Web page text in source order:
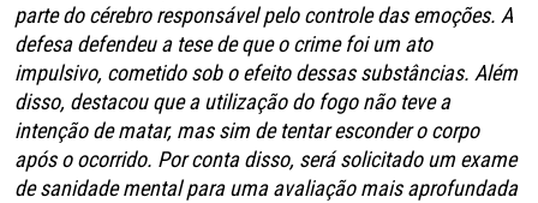
parte do cérebro responsável pelo controle das emoções. A
defesa defendeu a tese de que o crime foi um ato
impulsivo, cometido sob o efeito dessas substâncias. Além
disso, destacou que a utilização do fogo não teve a
intenção de matar, mas sim de tentar esconder o corpo
após o ocorrido. Por conta disso, será solicitado um exame
de sanidade mental para uma avaliação mais aprofundada